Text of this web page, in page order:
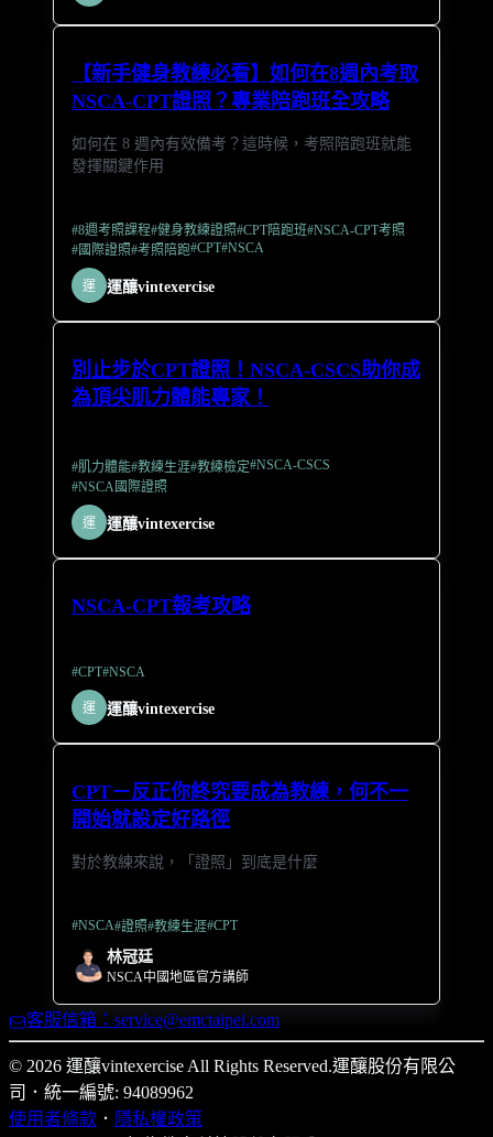
【新手健身教練必看】如何在8週內考取
NSCA-CPT證照？專業陪跑班全攻略
如何在 8 週內有效備考？這時候，考照陪跑班就能
發揮關鍵作用
#8週考照課程#健身教練證照#CPT陪跑班#NSCA-CPT考照
#國際證照#考照陪跑#CPT#NSCA
運 運釀vintexercise
別止步於CPT證照！NSCA-CSCS助你成
為頂尖肌力體能專家！
#肌力體能#教練生涯#教練檢定#NSCA-CSCS
#NSCA國際證照
運 運釀vintexercise
NSCA-CPT報考攻略
#CPT#NSCA
運 運釀vintexercise
CPT－反正你終究要成為教練，何不一
開始就設定好路徑
對於教練來說，「證照」到底是什麼
#NSCA#證照#教練生涯#CPT
林冠廷
NSCA中國地區官方講師
客服信箱：service@emctaipei.com
© 2026 運釀vintexercise All Rights Reserved.運釀股份有限公
司 ． 統一編號: 94089962
使用者條款 ． 隱私權政策